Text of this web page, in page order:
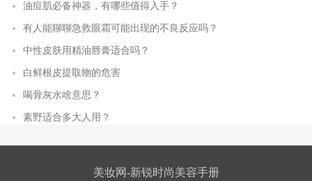
油痘肌必备神器，有哪些值得入手？
有人能聊聊急救眼霜可能出现的不良反应吗？
中性皮肤用精油唇膏适合吗？
白鲜根皮提取物的危害
喝骨灰水啥意思？
素野适合多大人用？
美妆网-新锐时尚美容手册